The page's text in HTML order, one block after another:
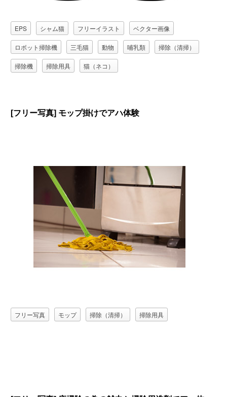
EPS シャム猫 フリーイラスト ベクター画像
ロボット掃除機 三毛猫 動物 哺乳類 掃除（清掃）
掃除機 掃除用具 猫（ネコ）
[フリー写真] モップ掛けでアハ体験
フリー写真 モップ 掃除（清掃） 掃除用具